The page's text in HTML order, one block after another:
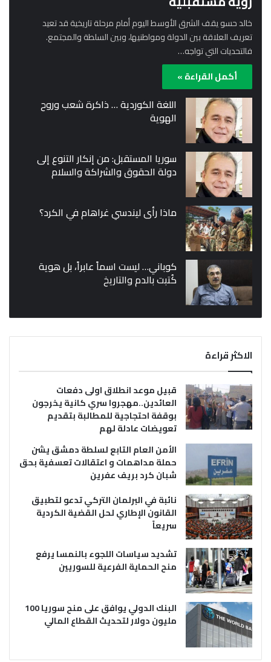
خالد حسو يقف الشرق الأوسط اليوم أمام مرحلة تاريخية قد تعيد
تعريف العلاقة بين الدولة ومواطنيها، وبين السلطة والمجتمع.
فالتحديات التي تواجه…
أكمل القراءة »
اللغة الكوردية … ذاكرة شعب وروح
الهوية
سوريا المستقبل: من إنكار التنوع إلى
دولة الحقوق والشراكة والسلام
ماذا رأى ليندسي غراهام في الكرد؟
كوباني… ليست اسماً عابراً، بل هوية
كُتبت بالدم والتاريخ
الاكثر قراءة
قبيل موعد انطلاق اولى دفعات
العائدين..مهجروا سري كانية يخرجون
بوقفة احتجاجية للمطالبة بتقديم
تعويضات عادلة لهم
الأمن العام التابع لسلطة دمشق يشن
حملة مداهمات و اعتقالات تعسفية بحق
شبان كرد بريف عفرين
نائبة في البرلمان التركي تدعو لتطبيق
القانون الإطاري لحل القضية الكردية
سريعاً
تشديد سياسات اللجوء بالنمسا يرفع
منح الحماية الفرعية للسوريين
البنك الدولي يوافق على منح سوريا 100
مليون دولار لتحديث القطاع المالي